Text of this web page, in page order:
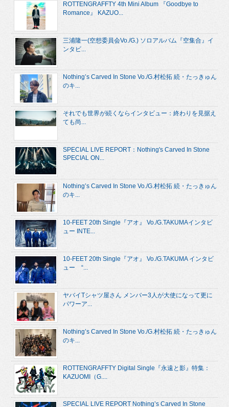
ROTTENGRAFFTY 4th Mini Album 『Goodbye to
Romance』 KAZUO...
三浦隆一(空想委員会Vo./G.) ソロアルバム『空集合』イ
ンタビ...
Nothing’s Carved In Stone Vo./G.村松拓 続・たっきゅん
のキ...
それでも世界が続くならインタビュー：終わりを見据え
ても尚...
SPECIAL LIVE REPORT：Nothing's Carved In Stone
SPECIAL ON...
Nothing’s Carved In Stone Vo./G.村松拓 続・たっきゅん
のキ...
10-FEET 20th Single『アオ』 Vo./G.TAKUMAインタビ
ュー INTE...
10-FEET 20th Single『アオ』 Vo./G.TAKUMA インタビ
ュー “...
ヤバイTシャツ屋さん メンバー3人が大使になって更に
パワーア...
Nothing’s Carved In Stone Vo./G.村松拓 続・たっきゅん
のキ...
ROTTENGRAFFTY Digital Single『永遠と影』特集：
KAZUOMI（G....
SPECIAL LIVE REPORT Nothing’s Carved In Stone